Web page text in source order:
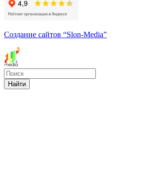
Создание сайтов “Slon-Media”
Найти